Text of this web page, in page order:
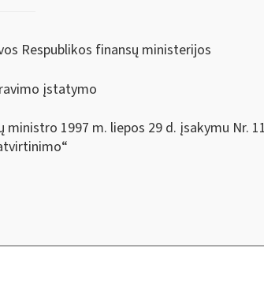
Respublikos finansų ministerijos
įstatymo
1997 m. liepos 29 d. įsakymu Nr.